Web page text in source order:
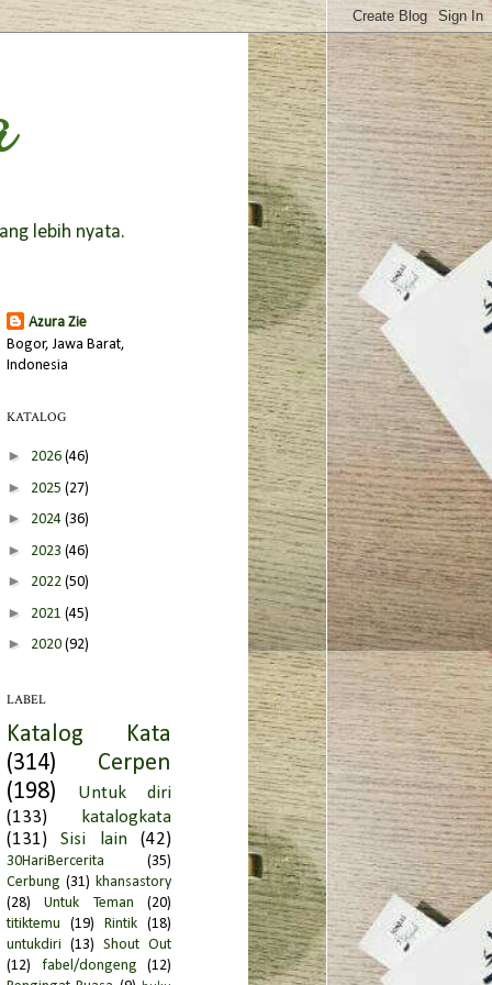
lebih nyata.
Azura Zie
Bogor, Jawa Barat,
Indonesia
KATALOG
► 2026 (46)
► 2025 (27)
► 2024 (36)
► 2023 (46)
► 2022 (50)
► 2021 (45)
► 2020 (92)
►2018
▼ 2017(51)
►November(1)
►Oktober(9)
► September (4)
►Agustus(5)
►Juli(6)
▼Juni(10)
MENJADI KEBAIKAN
KEPUTUSA[SAA]N
LABEL
Katalog Kata
(314)
Cerpen
(198)
Untuk diri
(133)
katalogkata
(131)
Sisi lain (42)
30HariBercerita
(35)
Cerbung (31) khansastory
(28)
Untuk Teman
(20)
titiktemu
(19) Rintik (18)
untukdiri (13) Shout Out
(12)
fabel/dongeng
(12)